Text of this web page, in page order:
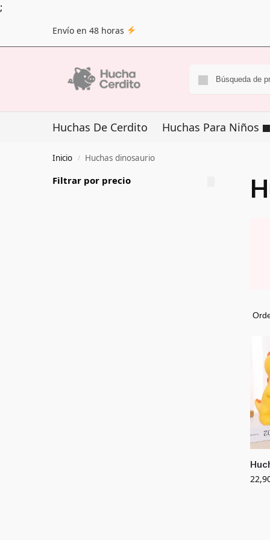
;
Envío en 48 horas
Huchas De Cerdito Huchas Para Niños
Inicio / Huchas dinosaurio
Filtrar por precio